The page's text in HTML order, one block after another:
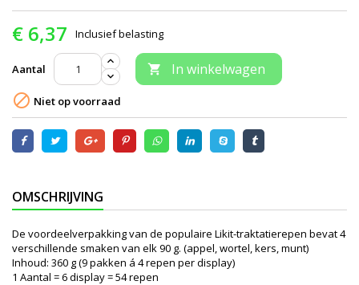
€ 6,37 Inclusief belasting
Aantal  In winkelwagen
 Niet op voorraad
OMSCHRIJVING
De voordeelverpakking van de populaire Likit-traktatierepen bevat 4
verschillende smaken van elk 90 g. (appel, wortel, kers, munt)
Inhoud: 360 g (9 pakken á 4 repen per display)
1 Aantal = 6 display = 54 repen